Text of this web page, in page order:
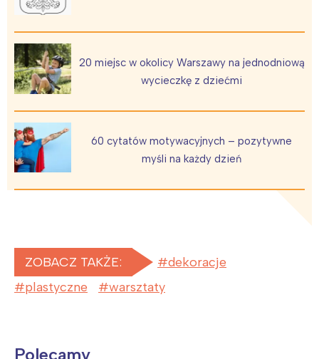
20 miejsc w okolicy Warszawy na jednodniową
wycieczkę z dziećmi
60 cytatów motywacyjnych – pozytywne
myśli na każdy dzień
ZOBACZ TAKŻE:
dekoracje
plastyczne
warsztaty
Polecamy